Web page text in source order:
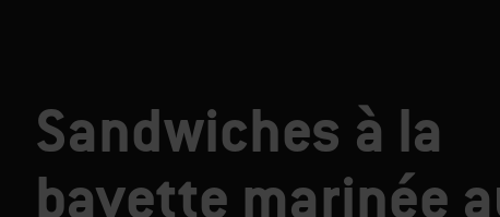
Sandwiches à la
bavette marinée